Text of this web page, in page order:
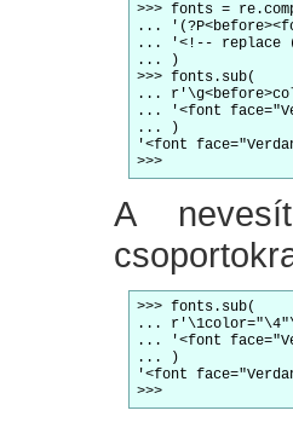
>>> fonts =
...
... '<!-- replace
... )
>>> fonts.sub(
...
... '<font
... )
'<font
>>>
A
>>> fonts.sub(
...
... '<font
... )
'<font
>>>